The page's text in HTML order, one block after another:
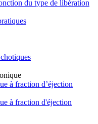
du type de libération
à fraction d’éjection
à fraction d'éjection